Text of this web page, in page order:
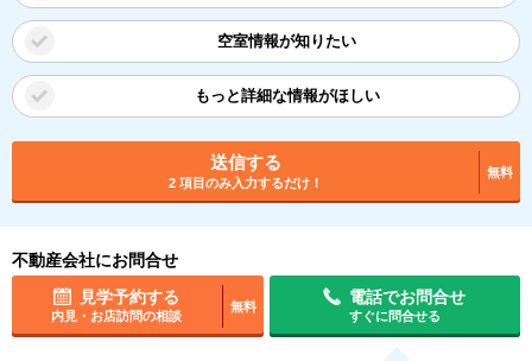
空室情報が知りたい
もっと詳細な情報がほしい
送信する
2 項目のみ入力するだけ！
無料
不動産会社にお問合せ
見学予約する
内見・お店訪問の相談
無料
電話でお問合せ
すぐに問合せる